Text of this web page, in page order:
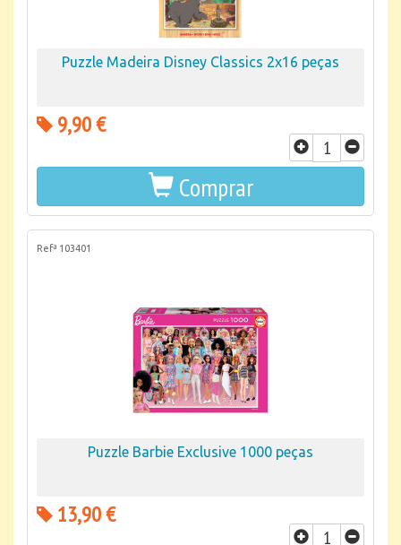
Puzzle Madeira Disney Classics 2x16 peças
9,90 €
Comprar
Refª 103401
Puzzle Barbie Exclusive 1000 peças
13,90 €